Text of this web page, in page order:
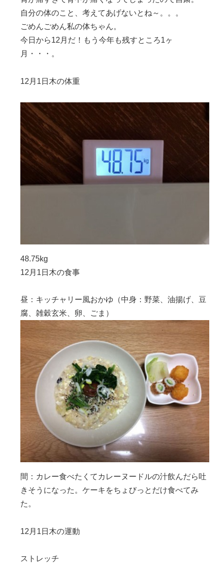
自分の体のこと、考えてあげないとね～。。。
ごめんごめん私の体ちゃん。
今日から12月だ！もう今年も残すところ1ヶ
月・・・。
12月1日木の体重
48.75kg
12月1日木の食事
昼：キッチャリー風おかゆ（中身：野菜、油揚げ、豆
腐、雑穀玄米、卵、ごま）
間：カレー食べたくてカレーヌードルの汁飲んだら吐
きそうになった。ケーキをちょびっとだけ食べてみ
た。
12月1日木の運動
ストレッチ